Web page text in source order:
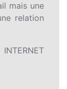
mais une
relation